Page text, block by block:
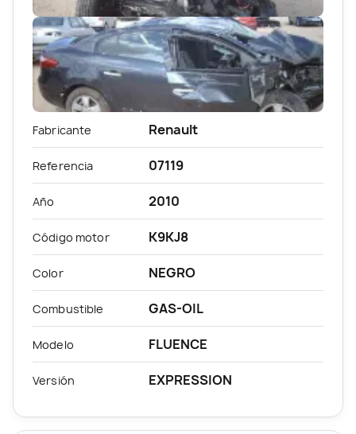
Fabricante Renault
Referencia 07119
Año 2010
Código motor K9KJ8
Color NEGRO
Combustible GAS-OIL
Modelo FLUENCE
Versión EXPRESSION